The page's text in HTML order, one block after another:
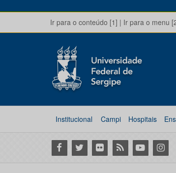
Ir para o conteúdo [1] | Ir para o menu
Institucional Campi Hospitais
Facebook
Twitter Flickr RSS Youtube